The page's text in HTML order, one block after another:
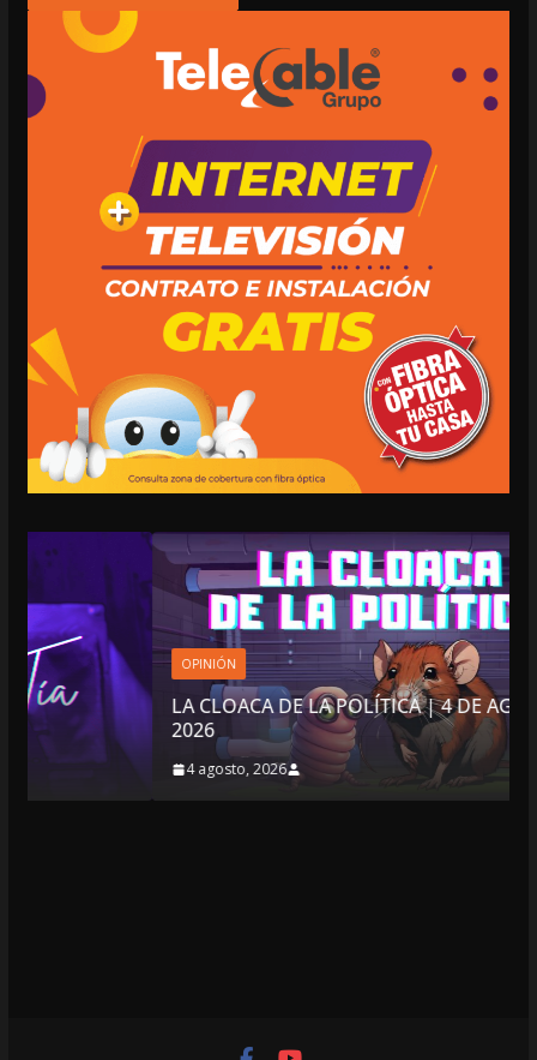
OPINIÓN
LA CLOACA DE LA POLÍTICA | 4 DE AGOSTO DE
2026
4 agosto, 2026